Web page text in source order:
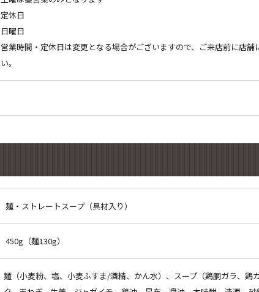
定休日
日曜日
営業時間・定休日は変更となる場合がございますので、ご来店前に店舗
い。
麺・ストレートスープ（具材入り）
450g（麺130g）
麺（小麦粉、塩、小麦ふすま/酒精、かん水）、スープ（鶏胴ガラ、鶏